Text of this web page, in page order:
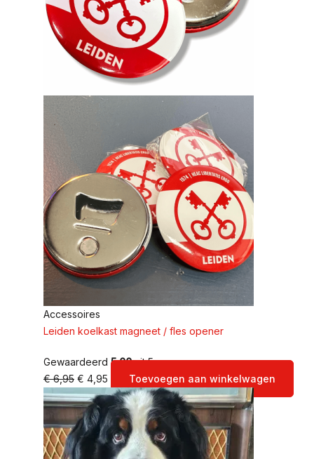
Accessoires
Leiden koelkast magneet / fles opener
Gewaardeerd 5.00uit 5
€6,95 € 4,95 Toevoegen aan winkelwagen